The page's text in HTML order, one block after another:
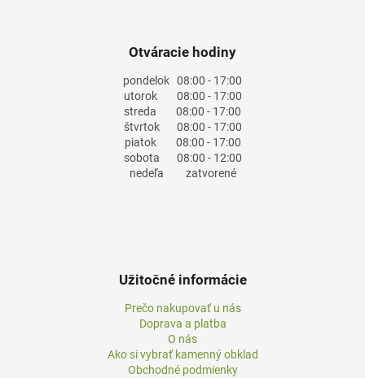
Otváracie hodiny
pondelok 08:00 - 17:00
utorok08:00 - 17:00
streda 08:00 - 17:00
štvrtok08:00 - 17:00
piatok08:00 - 17:00
sobota 08:00 - 12:00
nedeľa zatvorené
Užitočné informácie
Prečo nakupovať u nás
Doprava a platba
O nás
Ako si vybrať kamenný obklad
Obchodné podmienky